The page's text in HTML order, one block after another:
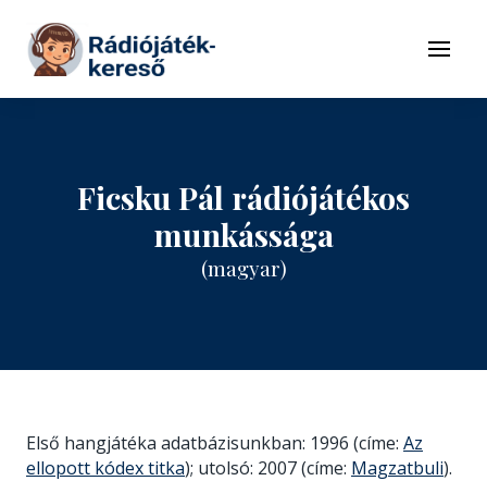
Tovább a tartalomhoz
Menü
Ficsku Pál rádiójátékos
munkássága
(magyar)
Első hangjátéka adatbázisunkban: 1996 (címe: Az
ellopott kódex titka); utolsó: 2007 (címe: Magzatbuli).